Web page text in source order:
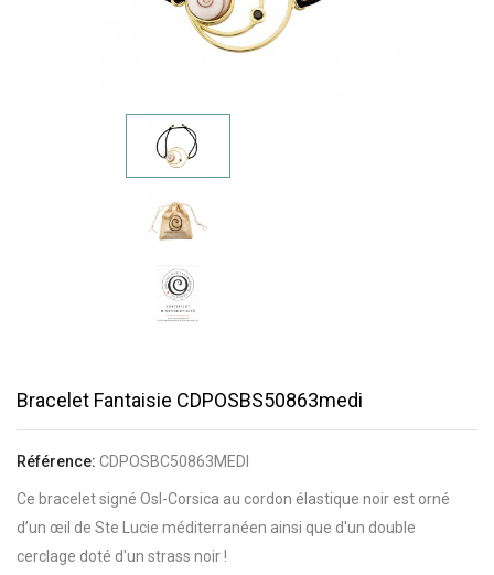
Bracelet Fantaisie CDPOSBS50863medi
Référence: CDPOSBC50863MEDI
Ce bracelet signé Osl-Corsica au cordon élastique noir est orné
d’un œil de Ste Lucie méditerranéen ainsi que d'un double
cerclage doté d'un strass noir !